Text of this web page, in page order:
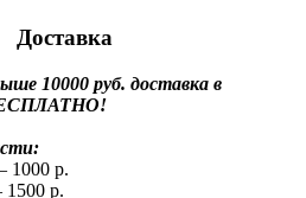
Доставка
10000 руб. доставка в
1000 р.
р.